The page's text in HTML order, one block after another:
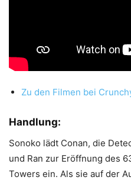
Zu den Filmen bei
Handlung:
Sonoko lädt Conan, die
und Ran zur Eröffnung des
Towers ein. Als sie auf der